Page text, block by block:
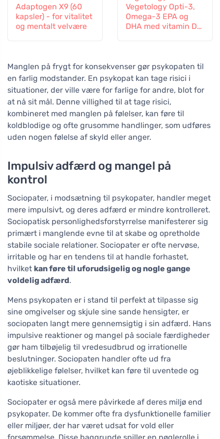
Adaptogen X9 (60
kapsler) - for vitalitet
og mentalt velvære
Vegetology Opti-3,
Omega-3 EPA og
DHA med vitamin D3,
Manglen på frygt for konsekvenser gør psykopaten til
en farlig modstander. En psykopat kan tage risici i
situationer, der ville være for farlige for andre, blot for
at nå sit mål. Denne villighed til at tage risici,
kombineret med manglen på følelser, kan føre til
koldblodige og ofte grusomme handlinger, som udføres
uden nogen følelse af skyld eller anger.
Impulsiv adfærd og mangel på
kontrol
Sociopater, i modsætning til psykopater, handler meget
mere impulsivt, og deres adfærd er mindre kontrolleret.
Sociopatisk personlighedsforstyrrelse manifesterer sig
primært i manglende evne til at skabe og opretholde
stabile sociale relationer. Sociopater er ofte nervøse,
irritable og har en tendens til at handle forhastet,
hvilket kan føre til uforudsigelig og nogle gange
voldelig adfærd.
Mens psykopaten er i stand til perfekt at tilpasse sig
sine omgivelser og skjule sine sande hensigter, er
sociopaten langt mere gennemsigtig i sin adfærd. Hans
impulsive reaktioner og mangel på sociale færdigheder
gør ham tilbøjelig til vredesudbrud og irrationelle
beslutninger. Sociopaten handler ofte ud fra
øjeblikkelige følelser, hvilket kan føre til uventede og
kaotiske situationer.
Sociopater er også mere påvirkede af deres miljø end
psykopater. De kommer ofte fra dysfunktionelle familier
eller miljøer, der har været udsat for vold eller